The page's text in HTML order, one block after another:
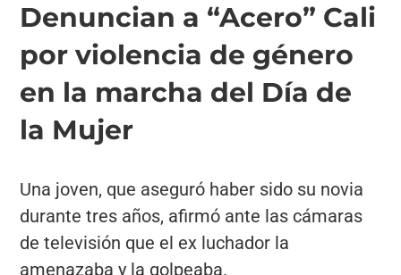
Denuncian a “Acero” Cali
por violencia de género
en la marcha del Día de
la Mujer
Una joven, que aseguró haber sido su novia
durante tres años, afirmó ante las cámaras
de televisión que el ex luchador la
amenazaba y la golpeaba.